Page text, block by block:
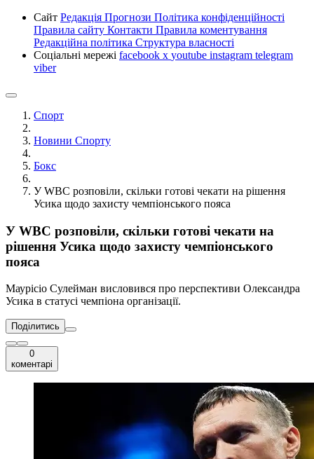
Сайт Редакція Прогнози Політика конфіденційності
Правила сайту Контакти Правила коментування
Редакційна політика Структура власності
Соціальні мережі facebook x youtube instagram telegram
viber
Спорт
Новини Спорту
Бокс
У WBC розповіли, скільки готові чекати на рішення
Усика щодо захисту чемпіонського пояса
У WBC розповіли, скільки готові чекати на
рішення Усика щодо захисту чемпіонського
пояса
Маурісіо Сулейман висловився про перспективи Олександра
Усика в статусі чемпіона організації.
Поділитись
0
коментарі